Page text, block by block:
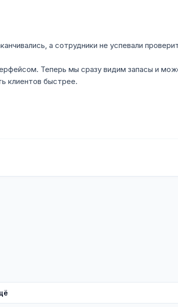
а сотрудники не успевали
Теперь мы сразу видим запасы и
клиентов быстрее.